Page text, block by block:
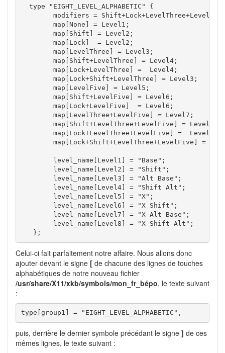
  type "EIGHT_LEVEL_ALPHABETIC" {
   };
Celui-ci fait parfaitement notre affaire. Nous allons donc
ajouter devant le signe [ de chacune des lignes de touches
alphabétiques de notre nouveau fichier
/usr/share/X11/xkb/symbols/mon_fr_bépo, le texte suivant
:
type[group1] = "EIGHT_LEVEL_ALPHABETIC",
puis, derrière le dernier symbole précédant le signe ] de ces
mêmes lignes, le texte suivant :